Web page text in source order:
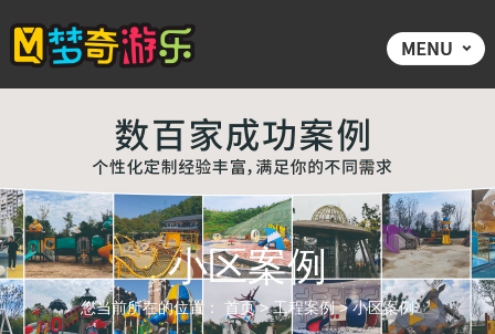
小区案例
您当前所在的位置： 首页>工程案例>小区案例